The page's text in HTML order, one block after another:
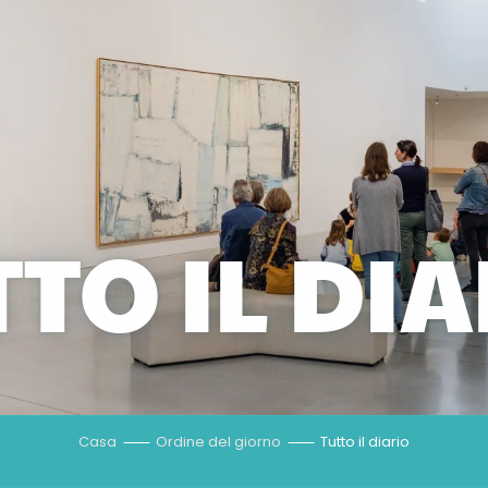
IL
Casa Ordine del giorno Tutto il diario